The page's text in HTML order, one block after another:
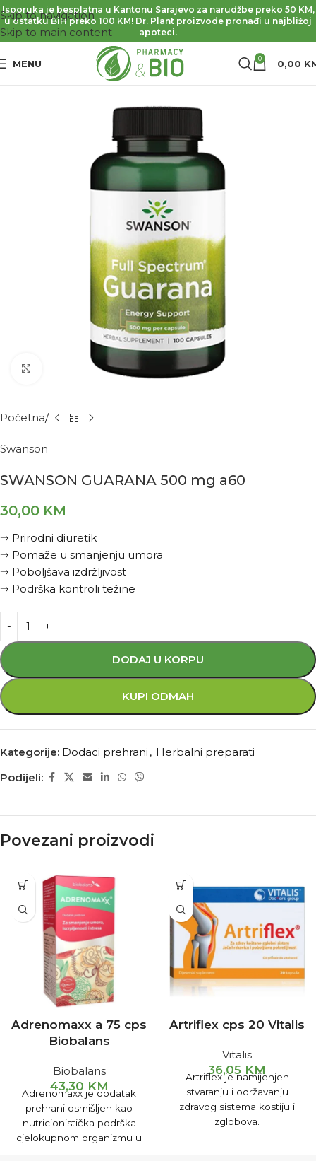
Skip to navigation
Skip to main content
Isporuka je besplatna u Kantonu Sarajevo za narudžbe preko 50 KM,
u ostatku BiH preko 100 KM! Dr. Plant proizvode pronađi u najbližoj
apoteci.
MENU 0 0,00
Kliknite za povećanje
Početna
Swanson
SWANSON GUARANA 500 mg a60
30,00 KM
⇒ Prirodni diuretik
⇒ Pomaže u smanjenju umora
⇒ Poboljšava izdržljivost
⇒ Podrška kontroli težine
DODAJ U KORPU
KUPI ODMAH
Kategorije: Dodaci prehrani , Herbalni preparati
Podijeli:
Povezani proizvodi
Adrenomaxx a 75 cps
Biobalans
Biobalans
43,30KM
Adrenomaxx je dodatak
prehrani osmišljen kao
nutricionistička podrška
cjelokupnom organizmu u
Artriflex cps 20 Vitalis
Vitalis
36,05 KM
Artriflex je namijenjen
stvaranju i održavanju
zdravog sistema kostiju i
zglobova.